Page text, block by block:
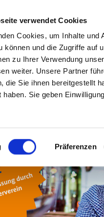
verwendet Cookies
Cookies, um Inhalte und
können und die Zugriffe auf
zu Ihrer Verwendung
weiter. Unsere Partner
die Sie ihnen bereitgestellt
haben. Sie geben
Präferenzen
Offene
Seminare
Inhouse-
Trainings